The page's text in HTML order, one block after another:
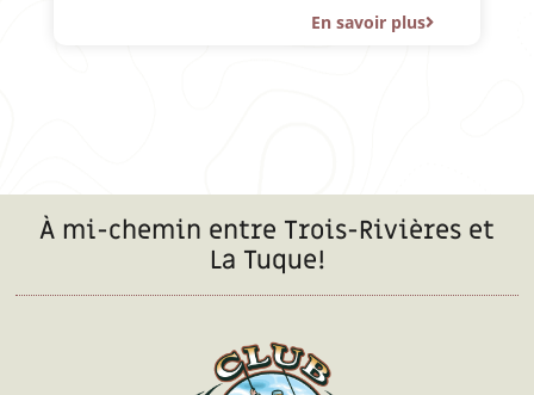
En savoir plus
À mi-chemin entre Trois-Rivières et
La Tuque!